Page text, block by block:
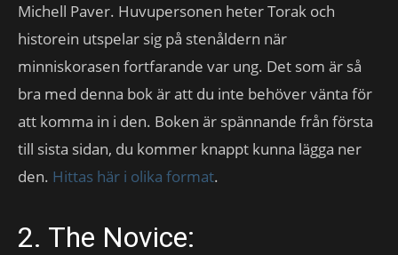
Michell Paver. Huvupersonen heter Torak och
historein utspelar sig på stenåldern när
minniskorasen fortfarande var ung. Det som är så
bra med denna bok är att du inte behöver vänta för
att komma in i den. Boken är spännande från första
till sista sidan, du kommer knappt kunna lägga ner
den. Hittas här i olika format.
2. The Novice: